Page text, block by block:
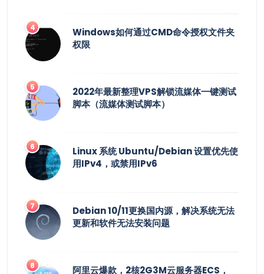
Windows如何通过CMD命令授权文件夹
权限
2022年最新整理VPS解锁流媒体一键测试
脚本（流媒体测试脚本）
Linux 系统 Ubuntu/Debian 设置优先使
用IPv4，或禁用IPv6
Debian 10/11更换国内源，解决系统无法
更新和软件无法安装问题
阿里云爆款，2核2G3M云服务器ECS，